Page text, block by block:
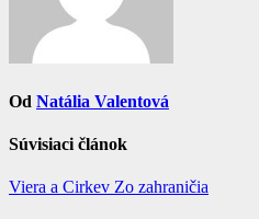
Od Natália Valentová
Súvisiaci článok
Viera a Cirkev Zo zahraničia